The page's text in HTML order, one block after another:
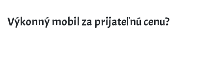
Výkonný mobil za prijateľnú cenu?